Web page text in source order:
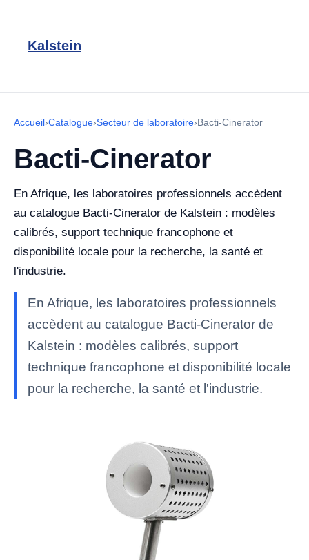
Kalstein
Accueil›Catalogue›Secteur de laboratoire›Bacti-Cinerator
Bacti-Cinerator
En Afrique, les laboratoires professionnels accèdent
au catalogue Bacti-Cinerator de Kalstein : modèles
calibrés, support technique francophone et
disponibilité locale pour la recherche, la santé et
l'industrie.
En Afrique, les laboratoires professionnels
accèdent au catalogue Bacti-Cinerator de
Kalstein : modèles calibrés, support
technique francophone et disponibilité locale
pour la recherche, la santé et l'industrie.